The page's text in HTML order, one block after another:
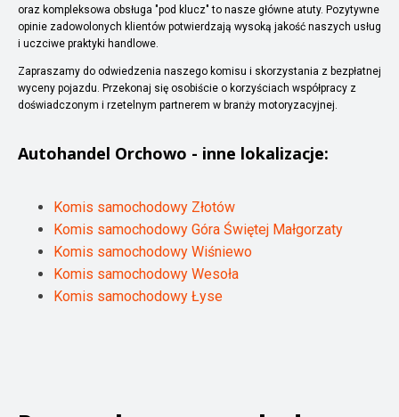
oraz kompleksowa obsługa "pod klucz" to nasze główne atuty. Pozytywne
opinie zadowolonych klientów potwierdzają wysoką jakość naszych usług
i uczciwe praktyki handlowe.
Zapraszamy do odwiedzenia naszego komisu i skorzystania z bezpłatnej
wyceny pojazdu. Przekonaj się osobiście o korzyściach współpracy z
doświadczonym i rzetelnym partnerem w branży motoryzacyjnej.
Autohandel Orchowo - inne lokalizacje:
Komis samochodowy Złotów
Komis samochodowy Góra Świętej Małgorzaty
Komis samochodowy Wiśniewo
Komis samochodowy Wesoła
Komis samochodowy Łyse